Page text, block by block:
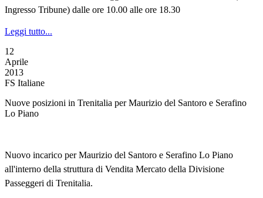
Ingresso Tribune) dalle ore 10.00 alle ore 18.30
Leggi tutto...
12
Aprile
2013
FS Italiane
Nuove posizioni in Trenitalia per Maurizio del Santoro e Serafino
Lo Piano
Nuovo incarico per Maurizio del Santoro e Serafino Lo Piano
all'interno della struttura di Vendita Mercato della Divisione
Passeggeri di Trenitalia.